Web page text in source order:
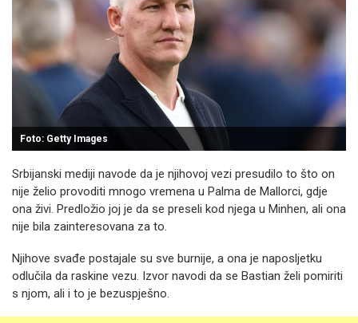
Foto: Getty Images
Srbijanski mediji navode da je njihovoj vezi presudilo to što on
nije želio provoditi mnogo vremena u Palma de Mallorci, gdje
ona živi. Predložio joj je da se preseli kod njega u Minhen, ali ona
nije bila zainteresovana za to.
Njihove svađe postajale su sve burnije, a ona je naposljetku
odlučila da raskine vezu. Izvor navodi da se Bastian želi pomiriti
s njom, ali i to je bezuspješno.